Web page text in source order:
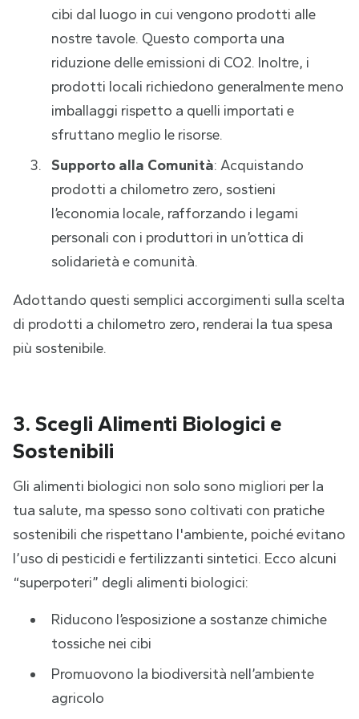
cibi dal luogo in cui vengono prodotti alle
nostre tavole. Questo comporta una
riduzione delle emissioni di CO2. Inoltre, i
prodotti locali richiedono generalmente meno
imballaggi rispetto a quelli importati e
sfruttano meglio le risorse.
Supporto alla Comunità: Acquistando
prodotti a chilometro zero, sostieni
l’economia locale, rafforzando i legami
personali con i produttori in un’ottica di
solidarietà e comunità.
Adottando questi semplici accorgimenti sulla scelta
di prodotti a chilometro zero, renderai la tua spesa
più sostenibile.
3. Scegli Alimenti Biologici e
Sostenibili
Gli alimenti biologici non solo sono migliori per la
tua salute, ma spesso sono coltivati con pratiche
sostenibili che rispettano l'ambiente, poiché evitano
l’uso di pesticidi e fertilizzanti sintetici. Ecco alcuni
“superpoteri” degli alimenti biologici:
Riducono l’esposizione a sostanze chimiche
tossiche nei cibi
Promuovono la biodiversità nell’ambiente
agricolo